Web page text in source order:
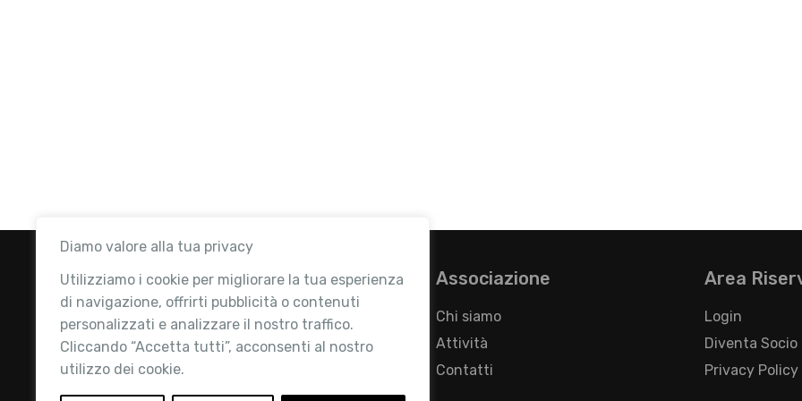
Diamo valore alla tua privacy
Utilizziamo i cookie per migliorare la tua esperienza
di navigazione, offrirti pubblicità o contenuti
personalizzati e analizzare il nostro traffico.
Cliccando “Accetta tutti”, acconsenti al nostro
utilizzo dei cookie.
Retail Institute Italy è l’Associazione di
Associazione
Chi siamo
Attività
Contatti
Area
Login
Diventa Socio
Privacy Policy